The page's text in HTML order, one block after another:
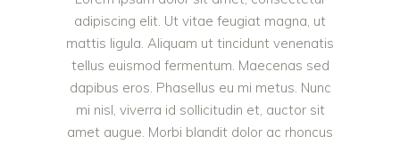
adipiscing elit. Ut vitae feugiat magna, ut
mattis ligula. Aliquam ut tincidunt venenatis
tellus euismod fermentum. Maecenas sed
dapibus eros. Phasellus eu mi metus. Nunc
mi nisl, viverra id sollicitudin et, auctor sit
amet augue. Morbi blandit dolor ac rhoncus